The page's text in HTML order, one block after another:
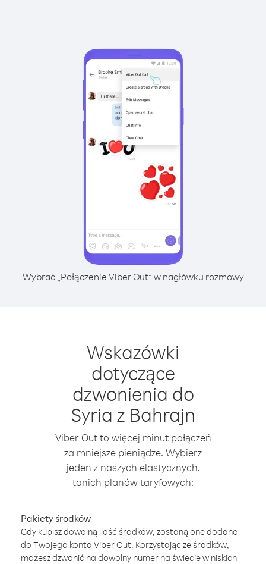
Wybrać „Połączenie Viber Out” w nagłówku rozmowy
Wskazówki
dotyczące
dzwonienia do
Syria z Bahrajn
Viber Out to więcej minut połączeń
za mniejsze pieniądze. Wybierz
jeden z naszych elastycznych,
tanich planów taryfowych:
Pakiety środków
Gdy kupisz dowolną ilość środków, zostaną one dodane
do Twojego konta Viber Out. Korzystając ze środków,
możesz dzwonić na dowolny numer na świecie w niskich